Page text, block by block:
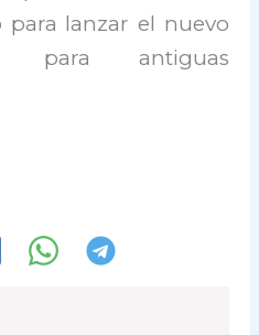
lanzar el nuevo
para antiguas